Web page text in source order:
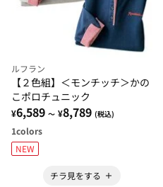
ルフラン
【２色組】＜モンチッチ＞かの
こポロチュニック
¥6,589 ～ ¥8,789 (税込)
1colors
NEW
チラ見をする